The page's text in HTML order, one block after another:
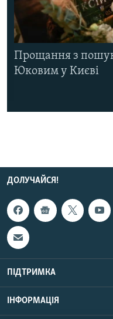
Прощання з
Юковим у Києві
ДОЛУЧАЙСЯ!
ПІДТРИМКА
ІНФОРМАЦІЯ